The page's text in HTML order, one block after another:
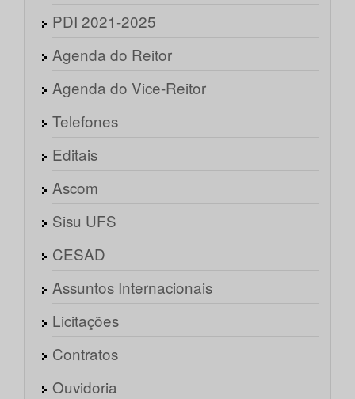
PDI 2021-2025
Agenda do Reitor
Agenda do Vice-Reitor
Telefones
Editais
Ascom
Sisu UFS
CESAD
Assuntos Internacionais
Licitações
Contratos
Ouvidoria